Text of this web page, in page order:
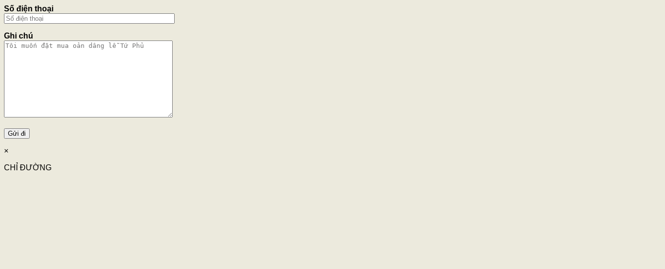
Số điện thoại
Ghi chú
×
CHỈ ĐƯỜNG